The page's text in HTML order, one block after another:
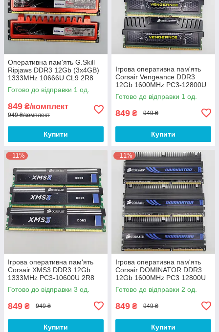
Оперативна пам'ять G.Skill
Ripjaws DDR3 12Gb (3x4GB)
1333MHz 10666U CL9 2R8
(F3-10666CL9T-12GBRL) Б/В
Готово до відправки 1 од.
849 ₴/комплект
949 ₴/комплект
Купити
Ігрова оперативна пам'ять
Corsair Vengeance DDR3
12Gb 1600MHz PC3-12800U
1R8/2R8 CL9
(CMZ12GX3M3A1600C9) Б/В
Готово до відправки 1 од.
849 ₴ 949 ₴
Купити
–11%
Ігрова оперативна пам'ять
Corsair XMS3 DDR3 12Gb
1333MHz PC3-10600U 2R8
CL9 (CMX12GX3M3A1333C9)
Б/В
Готово до відправки 3 од.
849 ₴ 949 ₴
Купити
–11%
Ігрова оперативна пам'ять
Corsair DOMINATOR DDR3
12Gb 1600MHz PC3 12800U
2R8 CL9
(CMP12GX3M3A1600C9) Б/В
Готово до відправки 2 од.
849 ₴ 949 ₴
Купити